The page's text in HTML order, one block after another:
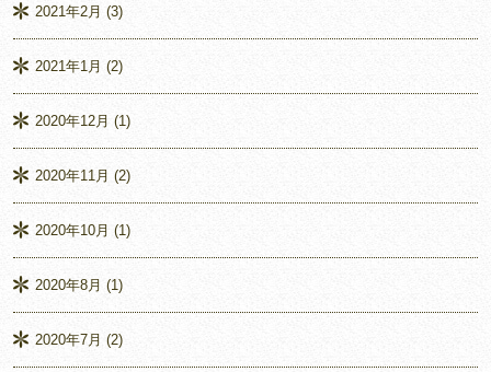
2021年2月 (3)
2021年1月 (2)
2020年12月 (1)
2020年11月 (2)
2020年10月 (1)
2020年8月 (1)
2020年7月 (2)